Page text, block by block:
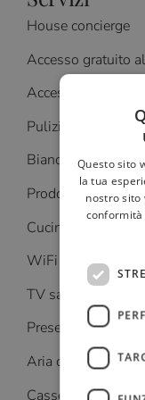
House concierge
Accesso gratuito
Accesso con
Pulizia giornaliera
Biancheria con
Prodotti da bagno
Cucina accessoriata
WiFi alta velocità
TV satellitare 50”
Prese con porte USB
Aria condizionata
Cassette di
Questo sito
la tua
nostro sito
conformità